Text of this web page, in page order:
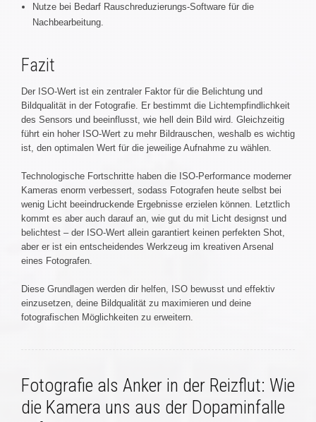
Nutze bei Bedarf Rauschreduzierungs-Software für die
Nachbearbeitung.
Fazit
Der ISO-Wert ist ein zentraler Faktor für die Belichtung und
Bildqualität in der Fotografie. Er bestimmt die Lichtempfindlichkeit
des Sensors und beeinflusst, wie hell dein Bild wird. Gleichzeitig
führt ein hoher ISO-Wert zu mehr Bildrauschen, weshalb es wichtig
ist, den optimalen Wert für die jeweilige Aufnahme zu wählen.
Technologische Fortschritte haben die ISO-Performance moderner
Kameras enorm verbessert, sodass Fotografen heute selbst bei
wenig Licht beeindruckende Ergebnisse erzielen können. Letztlich
kommt es aber auch darauf an, wie gut du mit Licht designst und
belichtest – der ISO-Wert allein garantiert keinen perfekten Shot,
aber er ist ein entscheidendes Werkzeug im kreativen Arsenal
eines Fotografen.
Diese Grundlagen werden dir helfen, ISO bewusst und effektiv
einzusetzen, deine Bildqualität zu maximieren und deine
fotografischen Möglichkeiten zu erweitern.
Fotografie als Anker in der Reizflut: Wie
die Kamera uns aus der Dopaminfalle